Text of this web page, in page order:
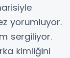
yorumluyor.
sergiliyor.
kimliğini